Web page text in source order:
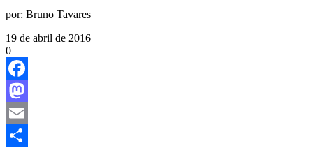
por: Bruno Tavares
19 de abril de 2016
0
Facebook
Mastodon
Email